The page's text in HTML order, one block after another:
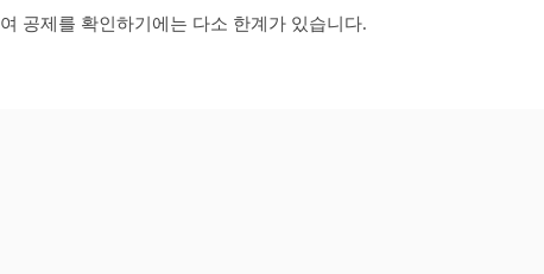
여 공제를 확인하기에는 다소 한계가 있습니다.